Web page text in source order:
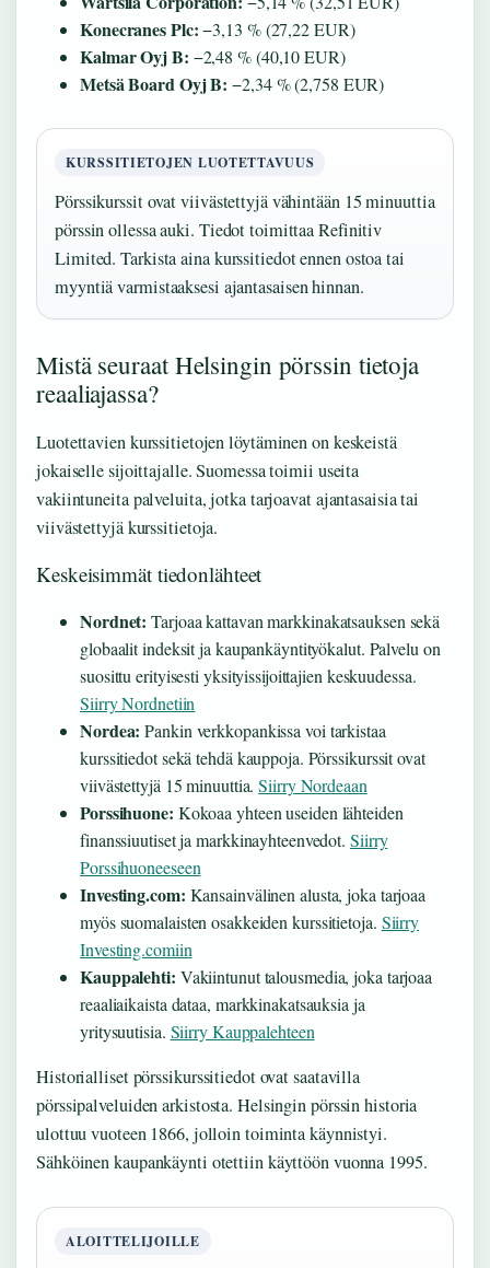
Konecranes Plc:−3,13 % (27,22 EUR)
Kalmar Oyj B: −2,48 % (40,10 EUR)
Metsä Board Oyj B: −2,34 % (2,758 EUR)
KURSSITIETOJEN LUOTETTAVUUS
Pörssikurssit ovat viivästettyjä vähintään 15 minuuttia
pörssin ollessa auki. Tiedot toimittaa Refinitiv
Limited. Tarkista aina kurssitiedot ennen ostoa tai
myyntiä varmistaaksesi ajantasaisen hinnan.
Mistä seuraat Helsingin pörssin tietoja
reaaliajassa?
Luotettavien kurssitietojen löytäminen on keskeistä
jokaiselle sijoittajalle. Suomessa toimii useita
vakiintuneita palveluita, jotka tarjoavat ajantasaisia tai
viivästettyjä kurssitietoja.
Keskeisimmät tiedonlähteet
Nordnet: Tarjoaa kattavan markkinakatsauksen sekä
globaalit indeksit ja kaupankäyntityökalut. Palvelu on
suosittu erityisesti yksityissijoittajien keskuudessa.
Siirry Nordnetiin
Nordea: Pankin verkkopankissa voi tarkistaa
kurssitiedot sekä tehdä kauppoja. Pörssikurssit ovat
viivästettyjä 15 minuuttia.Siirry Nordeaan
Porssihuone: Kokoaa yhteen useiden lähteiden
finanssiuutiset ja markkinayhteenvedot. Siirry
Porssihuoneeseen
Investing.com: Kansainvälinen alusta, joka tarjoaa
myös suomalaisten osakkeiden kurssitietoja. Siirry
Investing.comiin
Kauppalehti: Vakiintunut talousmedia, joka tarjoaa
reaaliaikaista dataa, markkinakatsauksia ja
yritysuutisia. Siirry Kauppalehteen
Historialliset pörssikurssitiedot ovat saatavilla
pörssipalveluiden arkistosta. Helsingin pörssin historia
ulottuu vuoteen 1866, jolloin toiminta käynnistyi.
Sähköinen kaupankäynti otettiin käyttöön vuonna 1995.
ALOITTELIJOILLE